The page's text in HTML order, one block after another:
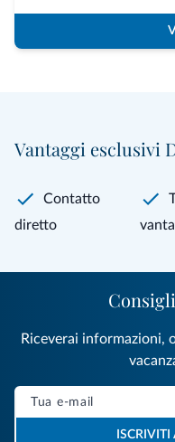
Vantaggi esclusivi
Contatto
diretto
Riceverai informazioni,